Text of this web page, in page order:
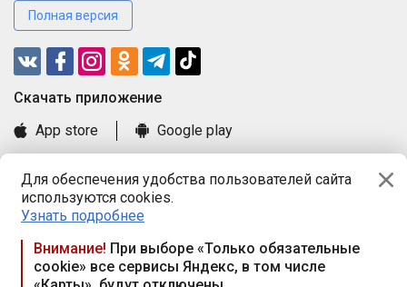
Для обеспечения удобства пользователей сайта
используются cookies.
Узнать подробнее
Внимание! При выборе «Только обязательные
cookie» все сервисы Яндекс, в том числе
Полная версия
Cкачать приложение
App store
Google play
Книга замечаний и предложений
Правила и документы
Praca.by © 2000—2026, ООО «ПРАЦА БАЙ»
Республика Беларусь, 220114, г. Минск, пр-т Независимости
117а, пом. № 9.